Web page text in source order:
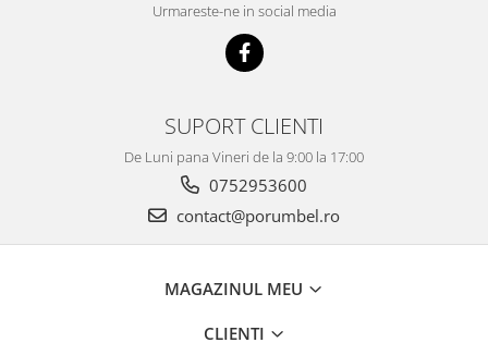
Urmareste-ne in social media
SUPORT CLIENTI
De Luni pana Vineri de la 9:00 la 17:00
0752953600
contact@porumbel.ro
MAGAZINUL MEU
CLIENTI